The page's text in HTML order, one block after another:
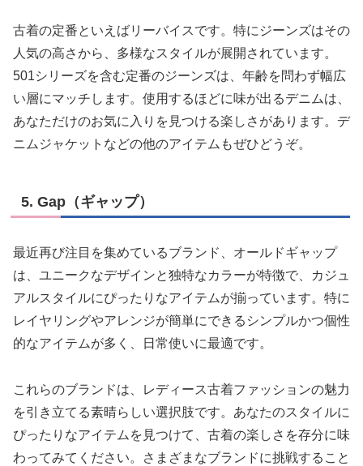
古着の定番といえばリーバイスです。特にジーンズはその
人気の高さから、多様なスタイルが展開されています。
501シリーズを含む定番のジーンズは、年齢を問わず幅広
い層にマッチします。使用するほどに味が出るデニムは、
あなただけのお気に入りを見つける楽しさがあります。デ
ニムジャケットなどの他のアイテムもぜひどうぞ。
5. Gap（ギャップ）
最近再び注目を集めているブランド、オールドギャップ
は、ユニークなデザインと独特なカラーが特徴で、カジュ
アルスタイルにぴったりなアイテムが揃っています。特に
レイヤリングやアレンジが簡単にできるシンプルかつ個性
的なアイテムが多く、日常使いに最適です。
これらのブランドは、レディース古着ファッションの魅力
を引き立てる素晴らしい選択肢です。あなたのスタイルに
ぴったりなアイテムを見つけて、古着の楽しさを存分に味
わってみてください。さまざまなブランドに挑戦すること